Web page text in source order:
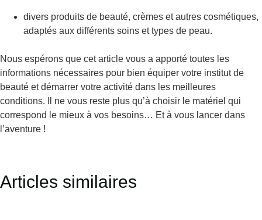
divers produits de beauté, crèmes et autres cosmétiques,
adaptés aux différents soins et types de peau.
Nous espérons que cet article vous a apporté toutes les
informations nécessaires pour bien équiper votre institut de
beauté et démarrer votre activité dans les meilleures
conditions. Il ne vous reste plus qu’à choisir le matériel qui
correspond le mieux à vos besoins… Et à vous lancer dans
l’aventure !
Articles similaires